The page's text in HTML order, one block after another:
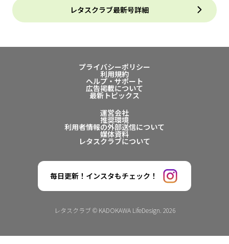
レタスクラブ最新号詳細
プライバシーポリシー
利用規約
ヘルプ・サポート
広告掲載について
最新トピックス
運営会社
推奨環境
利用者情報の外部送信について
媒体資料
レタスクラブについて
毎日更新！インスタもチェック！
レタスクラブ © KADOKAWA LifeDesign. 2026